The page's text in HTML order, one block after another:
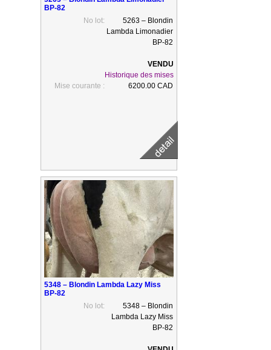
BP-82
No lot:
5263 – Blondin
Lambda Limonadier
BP-82
Historique des mises
Mise courante :
6200.00 CAD
5348 – Blondin Lambda Lazy Miss
BP-82
No lot:
5348 – Blondin
Lambda Lazy Miss
BP-82